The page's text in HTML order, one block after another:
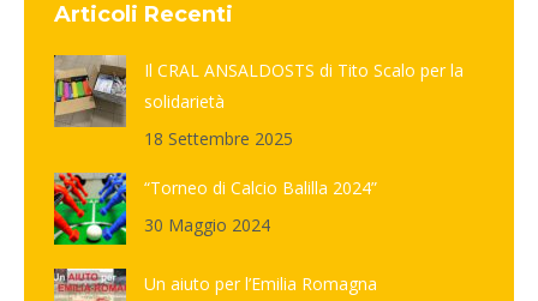
Articoli Recenti
Il CRAL ANSALDOSTS di Tito Scalo per la
solidarietà
18 Settembre 2025
“Torneo di Calcio Balilla 2024”
30 Maggio 2024
Un aiuto per l’Emilia Romagna